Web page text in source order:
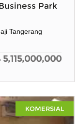
Park
Tangerang
5,115,000,000
KOMERSIAL